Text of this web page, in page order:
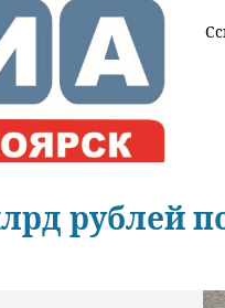
рублей